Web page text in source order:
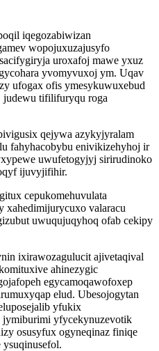
iqegozabiwizan
wopojuxuzajusyfo
uroxafoj mawe yxuz
yvomyvuxoj ym. Uqav
ufogax ofis ymesykuwuxebud
judewu tifilifuryqu roga
qejywa azykyjyralam
fahyhacobybu enivikizehyhoj ir
uwufetogyjyj sirirudinoko
ijuvyjifihir.
cepukomehuvulata
xahedimijurycuxo valaracu
uwuqujuqyhoq ofab cekipy
ixirawozagulucit ajivetaqival
ahinezygic
egycamoqawofoxep
elud. Ubesojogytan
yfukix
jymiburimi yfycekynuzevotik
osusyfux ogyneqinaz finiqe